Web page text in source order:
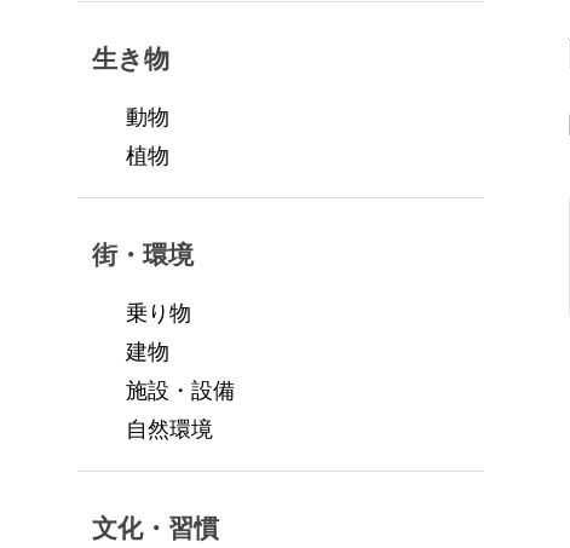
生き物
動物
植物
街・環境
乗り物
建物
施設・設備
自然環境
文化・習慣